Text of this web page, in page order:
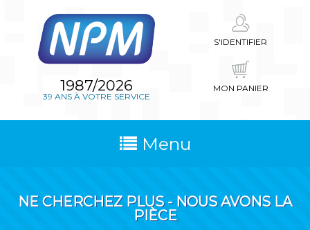
1987/2026
39 ANS À VOTRE SERVICE
S'IDENTIFIER
MON PANIER
Menu
NE CHERCHEZ PLUS - NOUS AVONS LA
PIÈCE